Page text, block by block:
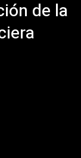
de la